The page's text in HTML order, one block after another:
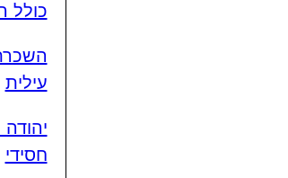
כולל
עילית
יהודה
חסידי